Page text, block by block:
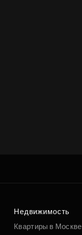
Недвижимость
Квартиры в Москве